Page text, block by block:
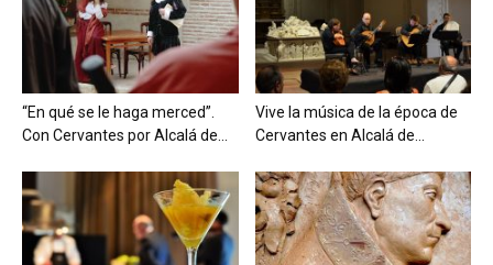
“En qué se le haga merced”.
Con Cervantes por Alcalá de...
Vive la música de la época de
Cervantes en Alcalá de...